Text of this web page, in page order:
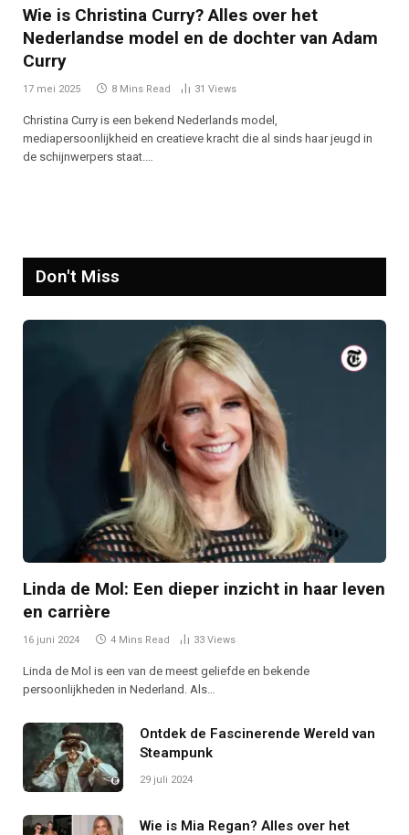
Wie is Christina Curry? Alles over het
Nederlandse model en de dochter van Adam
Curry
17 mei 2025 8 Mins Read 31 Views
Christina Curry is een bekend Nederlands model,
mediapersoonlijkheid en creatieve kracht die al sinds haar jeugd in
de schijnwerpers staat.…
Don't Miss
Linda de Mol: Een dieper inzicht in haar leven
en carrière
16 juni 2024 4 Mins Read 33 Views
Linda de Mol is een van de meest geliefde en bekende
persoonlijkheden in Nederland. Als…
Ontdek de Fascinerende Wereld van
Steampunk
29 juli 2024
Wie is Mia Regan? Alles over het